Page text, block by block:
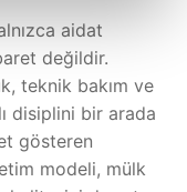
aidat
değildir.
teknik bakım ve
disiplini bir arada
gösteren
modeli, mülk